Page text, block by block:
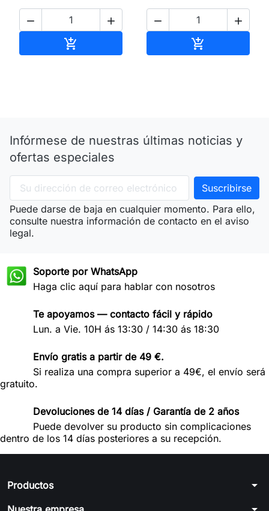
 

 

Infórmese de nuestras últimas noticias y
ofertas especiales
Puede darse de baja en cualquier momento. Para ello,
consulte nuestra información de contacto en el aviso
legal.
Soporte por WhatsApp
Haga clic aquí para hablar con nosotros
Te apoyamos — contacto fácil y rápido
Lun. a Vie. 10H ás 13:30 / 14:30 ás 18:30
Envío gratis a partir de 49 €.
Si realiza una compra superior a 49€, el envío será
gratuito.
Devoluciones de 14 días / Garantía de 2 años
Puede devolver su producto sin complicaciones
dentro de los 14 días posteriores a su recepción.
Productos arrow_drop_down